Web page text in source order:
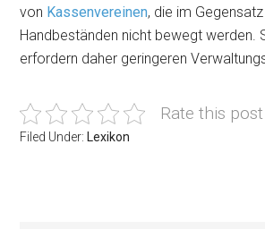
von Kassenvereinen, die im
Handbeständen nicht bewegt werden.
erfordern daher geringeren
Rate this post
Filed Under: Lexikon